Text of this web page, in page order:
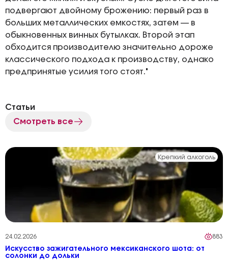
подвергают двойному брожению: первый раз в
больших металлических емкостях, затем — в
обыкновенных винных бутылках. Второй этап
обходится производителю значительно дороже
классического подхода к производству, однако
предпринятые усилия того стоят."
Статьи
Смотреть все
Крепкий алкоголь
24.02.2026 883
Искусство зажигательного мексиканского шота: от
солонки до дольки